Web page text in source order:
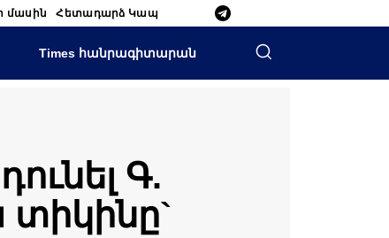
մասին Հետադարձ Կապ
Times հանրագիտարան
Գ.
տիկինը`